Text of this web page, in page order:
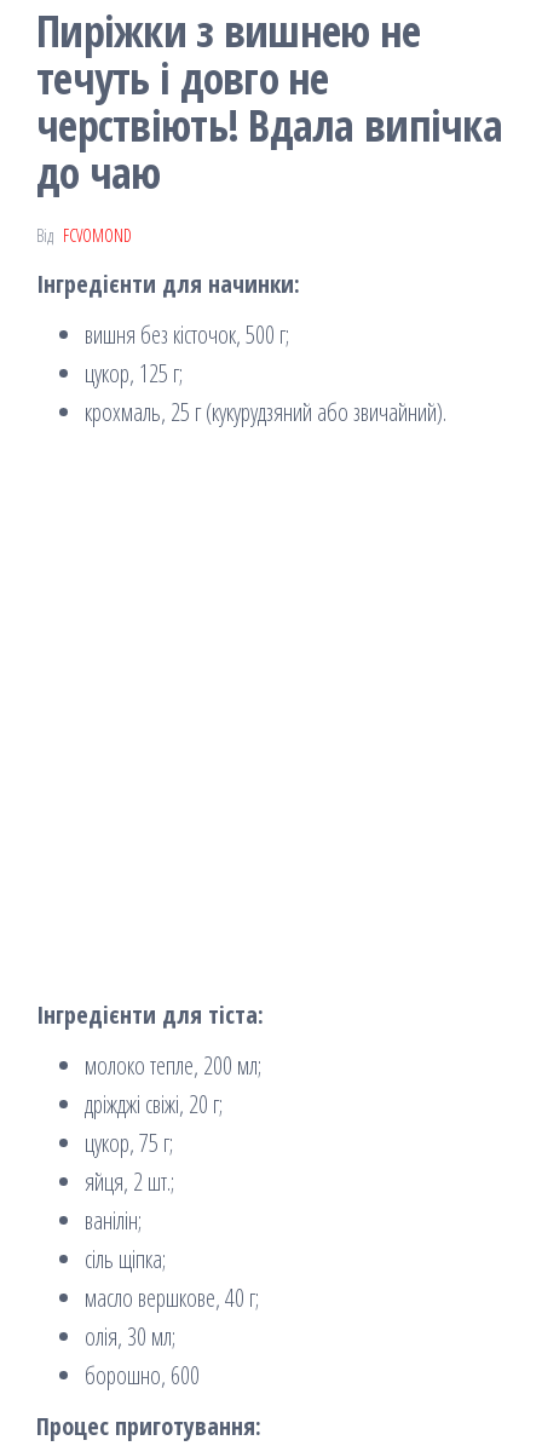
Пиріжки з вишнею не
течуть і довго не
черствіють! Вдала випічка
до чаю
Від FCVOMOND
Інгредієнти для начинки:
вишня без кісточок, 500 г;
цукор, 125 г;
крохмаль, 25 г (кукурудзяний або звичайний).
Інгредієнти для тіста:
молоко тепле, 200 мл;
дріжджі свіжі, 20 г;
цукор, 75 г;
яйця, 2 шт.;
ванілін;
сіль щіпка;
масло вершкове, 40 г;
олія, 30 мл;
борошно, 600
Процес приготування: